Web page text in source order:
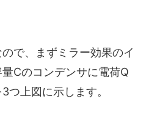
で、まずミラー効果のイ
Cのコンデンサに電荷Q
つ上図に示します。